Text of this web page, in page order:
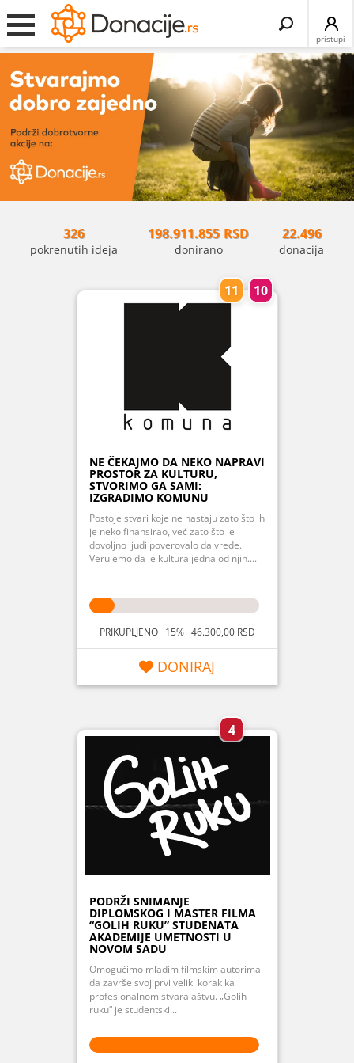
pristupi
Search
326
pokrenutih ideja
198.911.855 RSD
donirano
22.496
donacija
11 10
NE ČEKAJMO DA NEKO NAPRAVI
PROSTOR ZA KULTURU,
STVORIMO GA SAMI:
IZGRADIMO KOMUNU
Postoje stvari koje ne nastaju zato što ih
je neko finansirao, već zato što je
dovoljno ljudi poverovalo da vrede.
Verujemo da je kultura jedna od njih....
PRIKUPLJENO 15% 46.300,00 RSD
DONIRAJ
4
PODRŽI SNIMANJE
DIPLOMSKOG I MASTER FILMA
“GOLIH RUKU” STUDENATA
AKADEMIJE UMETNOSTI U
NOVOM SADU
Omogućimo mladim filmskim autorima
da završe svoj prvi veliki korak ka
profesionalnom stvaralaštvu. „Golih
ruku“ je studentski...